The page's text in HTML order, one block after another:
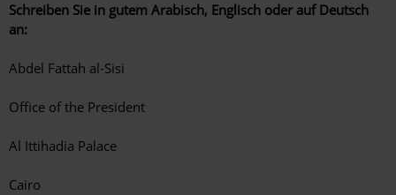
Schreiben Sie in gutem Arabisch, Englisch oder auf Deutsch
an:
Abdel Fattah al-Sisi
Office of the President
Al Ittihadia Palace
Cairo